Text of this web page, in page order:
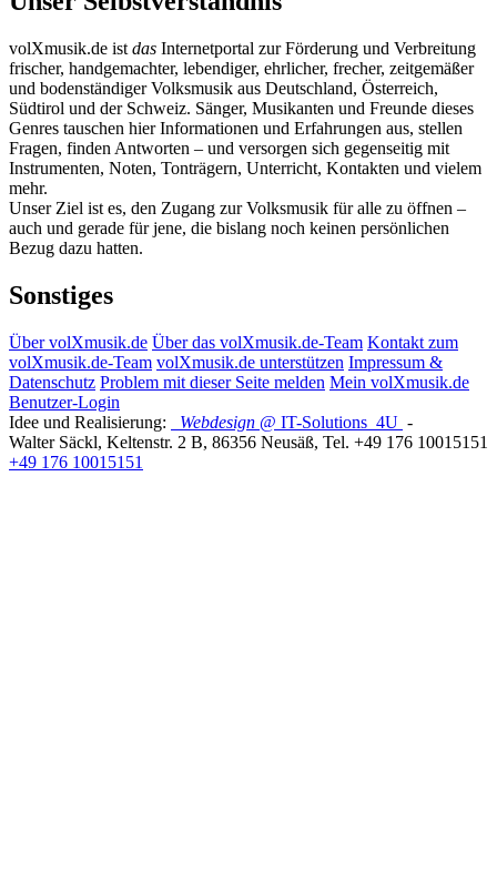
volXmusik.de ist das Internetportal zur Förderung und Verbreitung
frischer, handgemachter, lebendiger, ehrlicher, frecher, zeitgemäßer
und bodenständiger Volksmusik aus Deutschland, Österreich,
Südtirol und der Schweiz. Sänger, Musikanten und Freunde dieses
Genres tauschen hier Informationen und Erfahrungen aus, stellen
Fragen, finden Antworten – und versorgen sich gegenseitig mit
Instrumenten, Noten, Tonträgern, Unterricht, Kontakten und vielem
mehr.
Unser Ziel ist es, den Zugang zur Volksmusik für alle zu öffnen –
auch und gerade für jene, die bislang noch keinen persönlichen
Bezug dazu hatten.
Sonstiges
Über volXmusik.de Über das volXmusik.de-Team Kontakt zum
volXmusik.de-Team volXmusik.de unterstützen Impressum &
Datenschutz Problem mit dieser Seite melden Mein volXmusik.de
Benutzer-Login
Idee und Realisierung:
Webdesign @ IT-Solutions 4U -
Walter Säckl, Keltenstr. 2 B, 86356 Neusäß, Tel. +49 176 10015151
+49 176 10015151